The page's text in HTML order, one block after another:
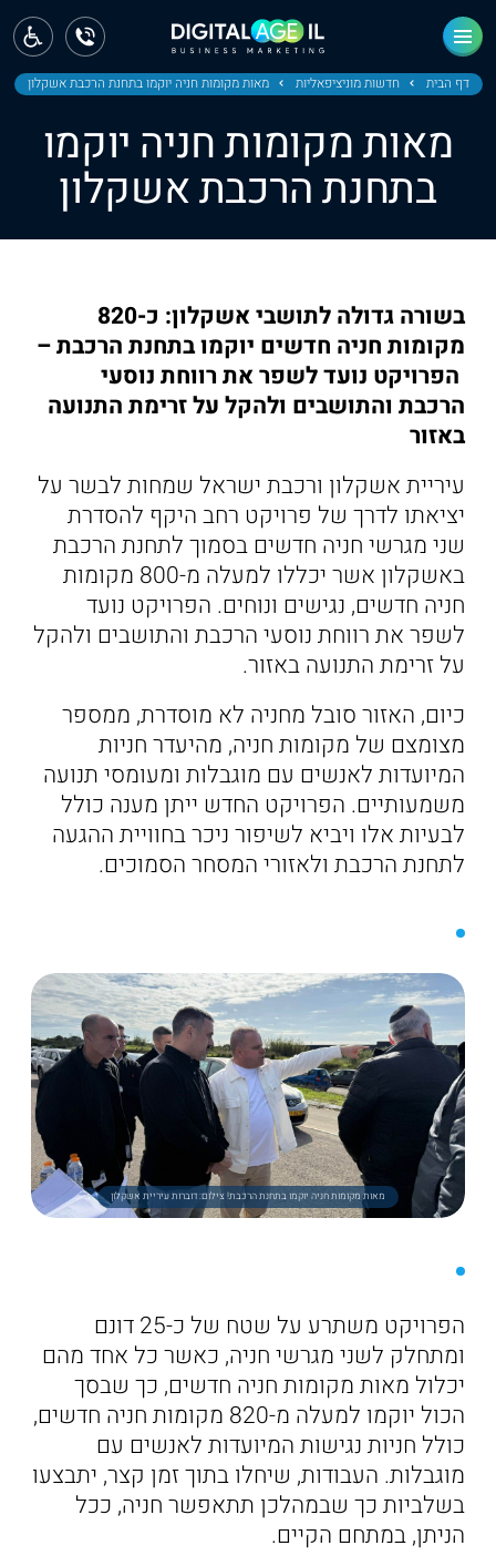
דף הבית חדשות מוניציפאליות מאות מקומות חניה יוקמו בתחנת הרכבת אשקלון
מאות מקומות חניה יוקמו
בתחנת הרכבת אשקלון
בשורה גדולה לתושבי אשקלון: כ-820
מקומות חניה חדשים יוקמו בתחנת הרכבת –
הפרויקט נועד לשפר את רווחת נוסעי
הרכבת והתושבים ולהקל על זרימת התנועה
באזור
עיריית אשקלון ורכבת ישראל שמחות לבשר על
יציאתו לדרך של פרויקט רחב היקף להסדרת
שני מגרשי חניה חדשים בסמוך לתחנת הרכבת
באשקלון אשר יכללו למעלה מ-800 מקומות
חניה חדשים, נגישים ונוחים. הפרויקט נועד
לשפר את רווחת נוסעי הרכבת והתושבים ולהקל
על זרימת התנועה באזור.
כיום, האזור סובל מחניה לא מוסדרת, ממספר
מצומצם של מקומות חניה, מהיעדר חניות
המיועדות לאנשים עם מוגבלות ומעומסי תנועה
משמעותיים. הפרויקט החדש ייתן מענה כולל
לבעיות אלו ויביא לשיפור ניכר בחוויית ההגעה
לתחנת הרכבת ולאזורי המסחר הסמוכים.
מאות מקומות חניה יוקמו בתחנת הרכבת! צילום: דוברות עיריית אשקלון
הפרויקט משתרע על שטח של כ-25 דונם
ומתחלק לשני מגרשי חניה, כאשר כל אחד מהם
יכלול מאות מקומות חניה חדשים, כך שבסך
הכול יוקמו למעלה מ-820 מקומות חניה חדשים,
כולל חניות נגישות המיועדות לאנשים עם
מוגבלות. העבודות, שיחלו בתוך זמן קצר, יתבצעו
בשלביות כך שבמהלכן תתאפשר חניה, ככל
הניתן, במתחם הקיים.
ראשי
חדשות
מחוז צפון
מחוז חיפה
מחוז מרכז
ירושלים
תל אביב